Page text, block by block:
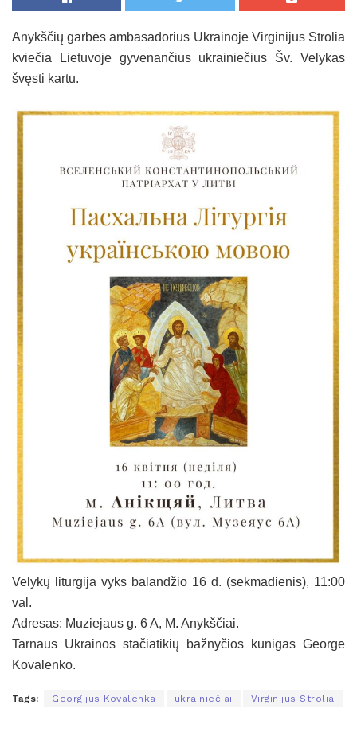
Anykščių garbės ambasadorius Ukrainoje Virginijus Strolia
kviečia Lietuvoje gyvenančius ukrainiečius Šv. Velykas
švęsti kartu.
Velykų liturgija vyks balandžio 16 d. (sekmadienis), 11:00
val.
Adresas: Muziejaus g. 6 A, M. Anykščiai.
Tarnaus Ukrainos stačiatikių bažnyčios kunigas George
Kovalenko.
Tags: Georgijus Kovalenka ukrainiečiai Virginijus Strolia